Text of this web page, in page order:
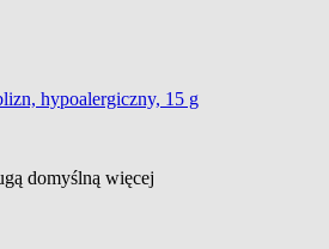
hypoalergiczny, 15 g
domyślną więcej